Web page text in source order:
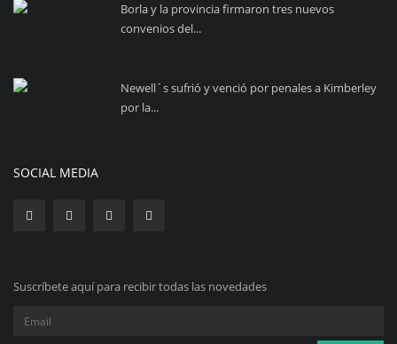
Borla y la provincia firmaron tres nuevos
convenios del...
Newell´s sufrió y venció por penales a Kimberley
por la...
SOCIAL MEDIA
Suscríbete aquí para recibir todas las novedades